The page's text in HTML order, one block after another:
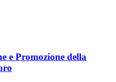
e Promozione della